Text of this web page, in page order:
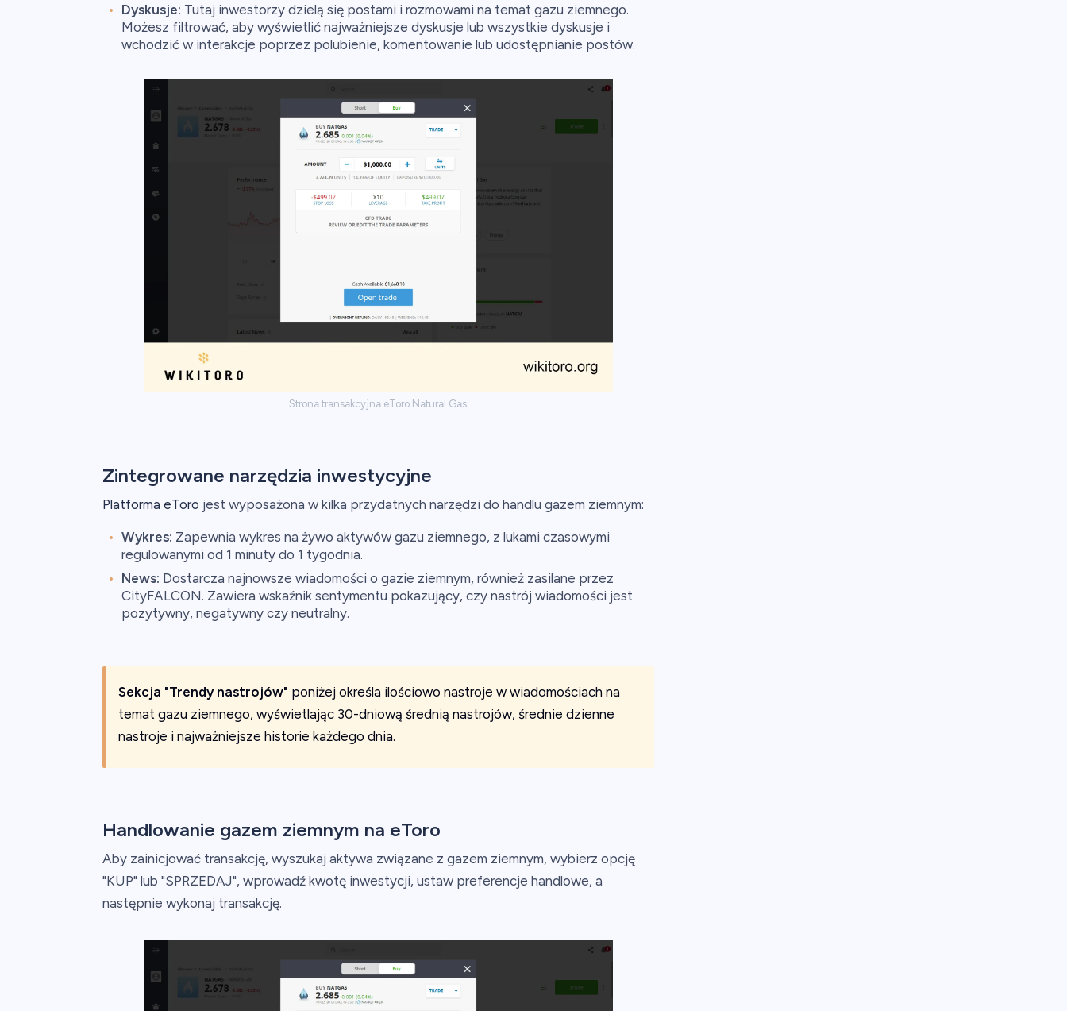
Dyskusje: Tutaj inwestorzy dzielą się postami i rozmowami na temat gazu ziemnego.
Możesz filtrować, aby wyświetlić najważniejsze dyskusje lub wszystkie dyskusje i
wchodzić w interakcje poprzez polubienie, komentowanie lub udostępnianie postów.
Strona transakcyjna eToro Natural Gas
Zintegrowane narzędzia inwestycyjne
Platforma eToro jest wyposażona w kilka przydatnych narzędzi do handlu gazem ziemnym:
Wykres: Zapewnia wykres na żywo aktywów gazu ziemnego, z lukami czasowymi
regulowanymi od 1 minuty do 1 tygodnia.
News: Dostarcza najnowsze wiadomości o gazie ziemnym, również zasilane przez
CityFALCON. Zawiera wskaźnik sentymentu pokazujący, czy nastrój wiadomości jest
pozytywny, negatywny czy neutralny.
Sekcja "Trendy nastrojów" poniżej określa ilościowo nastroje w wiadomościach na
temat gazu ziemnego, wyświetlając 30-dniową średnią nastrojów, średnie dzienne
nastroje i najważniejsze historie każdego dnia.
Handlowanie gazem ziemnym na eToro
Aby zainicjować transakcję, wyszukaj aktywa związane z gazem ziemnym, wybierz opcję
"KUP" lub "SPRZEDAJ", wprowadź kwotę inwestycji, ustaw preferencje handlowe, a
następnie wykonaj transakcję.